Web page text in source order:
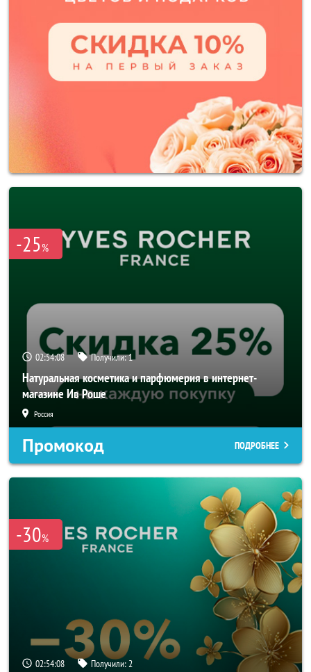
-25%
02:54:07 Получили:1
Натуральная косметика и парфюмерия в интернет-
магазине Ив Роше
Россия
Промокод ПОДРОБНЕЕ
-30%
02:54:07 Получили:2